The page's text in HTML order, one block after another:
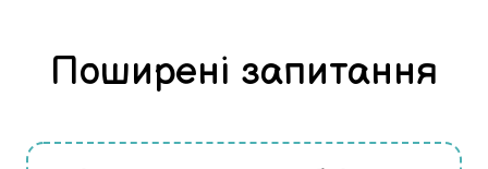
Поширені запитання